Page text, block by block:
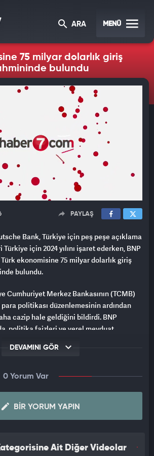
ARA MENÜ
75 milyar dolarlık giriş
bulundu
PAYLAŞ
Bank, Türkiye için peş peşe açıklama
Türkiye için 2024 yılını işaret ederken, BNP
ekonomisine 75 milyar dolarlık giriş
bulundu.
Cumhuriyet Merkez Bankasının (TCMB)
para politikası düzenlemesinin ardından
cazip hale geldiğini bildirdi. BNP
politika faizleri ve yerel mevduat
şekilde halihazırda yeterince
son aylarda para politikasında yaptığı
Türk tahvillerinin daha cazip hale
ihtiyaçlarının özellikle 2024'ün ilk
DEVAMINI GÖR
0 Yorum Var
BIR YORUM YAPIN
Ait Diğer Videolar